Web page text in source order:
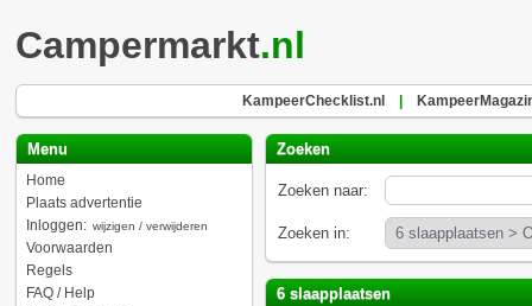
Campermarkt.nl
KampeerChecklist.nl
Menu
Home
Plaats advertentie
Inloggen: wijzigen / verwijderen
Voorwaarden
Regels
FAQ / Help
Zoeken
Zoeken naar:
Zoeken in:
6 slaapplaatsen